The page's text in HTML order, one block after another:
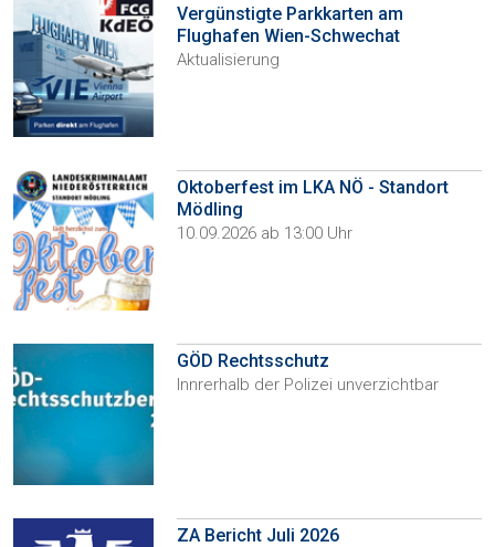
Vergünstigte Parkkarten am
Flughafen Wien-Schwechat
Aktualisierung
Oktoberfest im LKA NÖ - Standort
Mödling
10.09.2026 ab 13:00 Uhr
GÖD Rechtsschutz
Innrerhalb der Polizei unverzichtbar
ZA Bericht Juli 2026